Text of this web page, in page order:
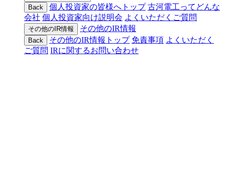
Back 個人投資家の皆様へトップ 古河電工ってどんな
会社 個人投資家向け説明会 よくいただくご質問
その他のIR情報 その他のIR情報
Back その他のIR情報トップ 免責事項 よくいただく
ご質問 IRに関するお問い合わせ